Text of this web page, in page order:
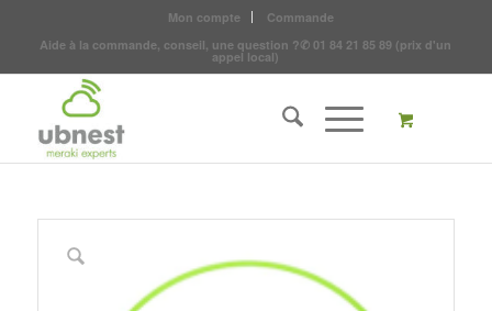
Mon compte
Commande
Aide à la commande, conseil, une question ?✆ 01 84 21 85 89 (prix d'un
appel local)